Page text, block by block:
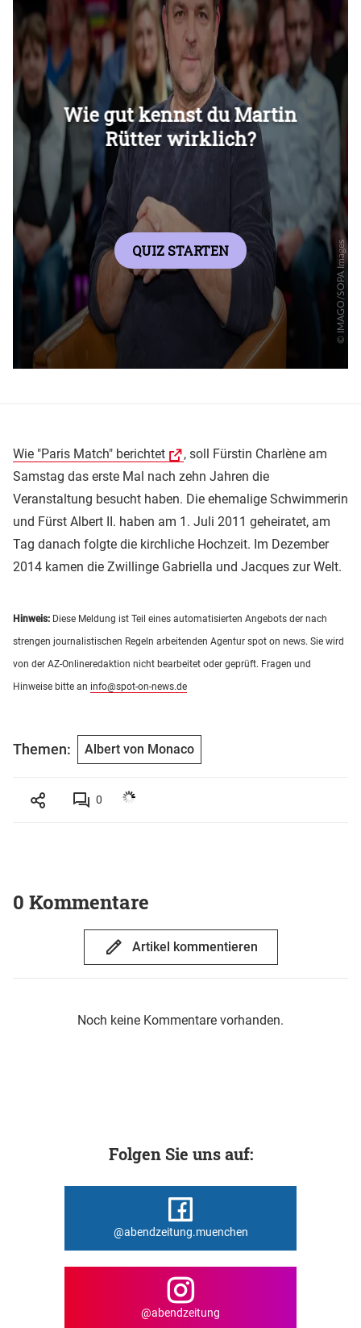
Überspringen
Wie "Paris Match" berichtet
, soll Fürstin Charlène am
Samstag das erste Mal nach zehn Jahren die
Veranstaltung besucht haben. Die ehemalige Schwimmerin
und Fürst Albert II. haben am 1. Juli 2011 geheiratet, am
Tag danach folgte die kirchliche Hochzeit. Im Dezember
2014 kamen die Zwillinge Gabriella und Jacques zur Welt.
Hinweis: Diese Meldung ist Teil eines automatisierten Angebots der nach
strengen journalistischen Regeln arbeitenden Agentur spot on news. Sie wird
von der AZ-Onlineredaktion nicht bearbeitet oder geprüft. Fragen und
Hinweise bitte an info@spot-on-news.de
Themen: Albert von Monaco
0
0 Kommentare
Artikel kommentieren
Noch keine Kommentare vorhanden.
Folgen Sie uns auf:
@abendzeitung.muenchen
@abendzeitung